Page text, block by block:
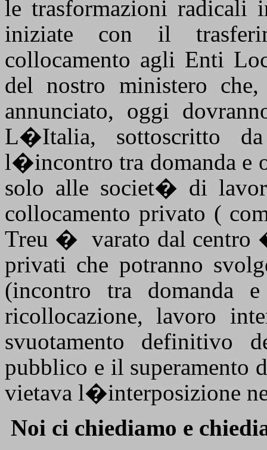
le trasformazioni
iniziate con il
collocamento agli Enti
del nostro ministero che,
annunciato, oggi
L�Italia, sottoscritto
l�incontro tra domanda e
solo alle societ� di
collocamento privato (
Treu � varato dal centro
privati che potranno
(incontro tra domanda
ricollocazione, lavoro
svuotamento definitivo
pubblico e il superamento
vietava l�interposizione
Noi ci chiediamo e